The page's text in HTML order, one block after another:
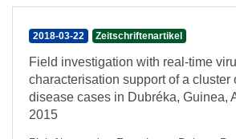
2018-03-22 Zeitschriftenartikel
Field investigation with real-time
characterisation support of a cluster
disease cases in Dubréka, Guinea,
2015